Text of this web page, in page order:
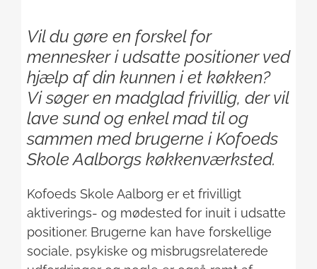
Vil du gøre en forskel for
mennesker i udsatte positioner ved
hjælp af din kunnen i et køkken?
Vi søger en madglad frivillig, der vil
lave sund og enkel mad til og
sammen med brugerne i Kofoeds
Skole Aalborgs køkkenværksted.
Kofoeds Skole Aalborg er et frivilligt
aktiverings- og mødested for inuit i udsatte
positioner. Brugerne kan have forskellige
sociale, psykiske og misbrugsrelaterede